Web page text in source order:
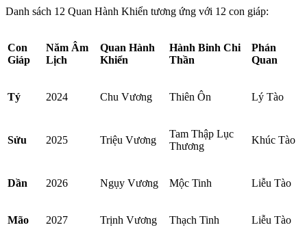
Danh sách 12 Quan Hành Khiển tương ứng với 12 con giáp:
Con
Giáp
Năm Âm
Lịch
Quan Hành
Khiển
Hành Binh Chi
Thần
Phán
Quan
Tý 2024 Chu Vương Thiên Ôn Lý Tào
Sửu 2025 Triệu Vương
Tam Thập Lục
Thương
Khúc Tào
Dần 2026 Ngụy Vương Mộc Tinh Liễu Tào
Mão 2027 Trịnh Vương Thạch Tinh Liễu Tào